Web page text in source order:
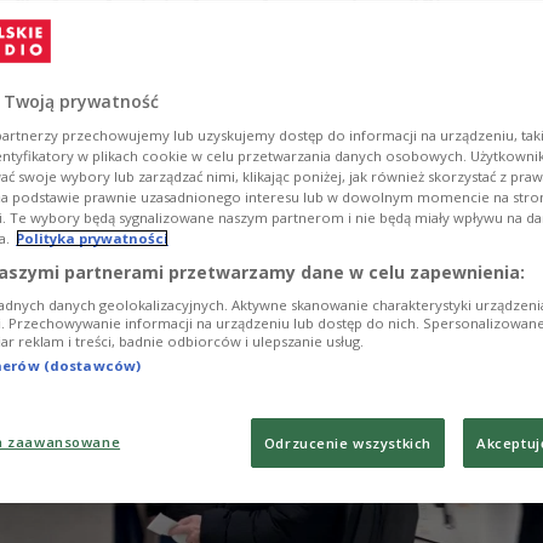
ukrainische Drohnen, seine Höflinge
großrussische Patrioten prophezeien eine
gut einem Jahrzehnt galten Hochschulstudien
als begehrte Wahl. Ein
finanzielle Stabilität und gesellschaftliches
Heute stellen sich jedoch immer mehr
Studium tatsächlich noch notwendig sei. Mehr
Twoją prywatność
przechowujemy lub uzyskujemy dostęp do informacji na urządzeniu,
w plikach cookie w celu przetwarzania danych osobowych.
swoje wybory lub zarządzać nimi, klikając poniżej, jak również skorzystać z
podstawie prawnie uzasadnionego interesu lub w dowolnym momencie na
Te wybory będą sygnalizowane naszym partnerom i nie będą miały wpływu na
Polityka prywatności
partnerami przetwarzamy dane w celu zapewnienia:
danych geolokalizacyjnych. Aktywne skanowanie charakterystyki
Przechowywanie informacji na urządzeniu lub dostęp do nich.
reklam i treści, badnie odbiorców i ulepszanie usług.
(dostawców)
zaawansowane Odrzucenie wszystkich